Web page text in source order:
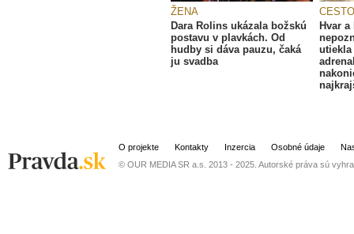
ŽENA
Dara Rolins ukázala božskú
postavu v plavkách. Od
hudby si dáva pauzu, čaká
ju svadba
Hvar
utiekla
O projekte Kontakty Inzercia Osobné údaje
© OUR MEDIA SR a.s. 2013 - 2025. Autorské práva sú